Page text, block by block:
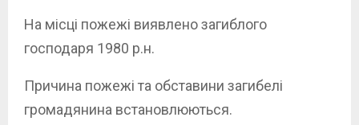
На місці пожежі виявлено загиблого
господаря 1980 р.н.
Причина пожежі та обставини загибелі
громадянина встановлюються.